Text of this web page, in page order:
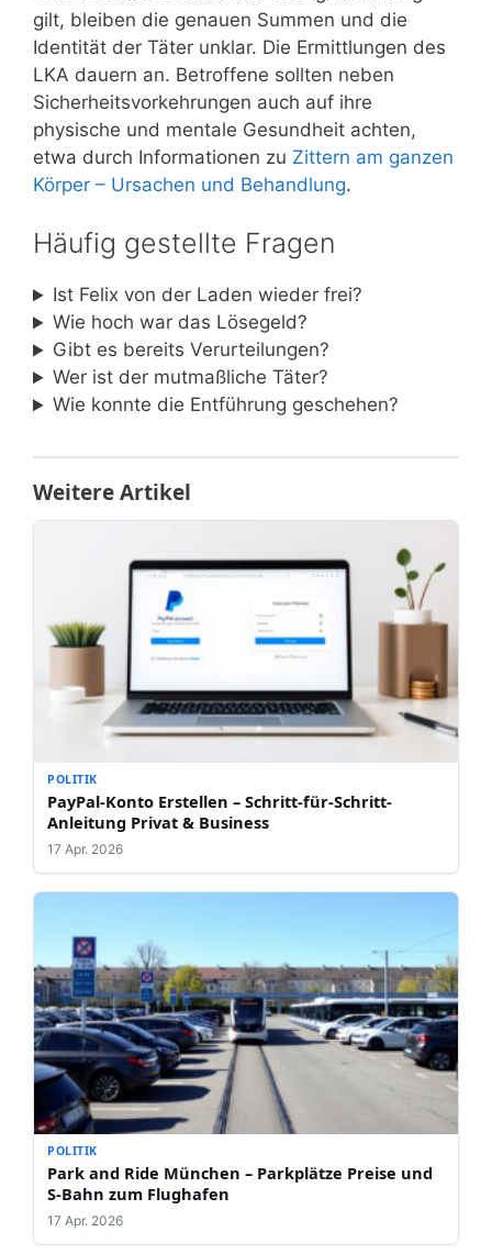
gilt, bleiben die genauen Summen und die
Identität der Täter unklar. Die Ermittlungen des
LKA dauern an. Betroffene sollten neben
Sicherheitsvorkehrungen auch auf ihre
physische und mentale Gesundheit achten,
etwa durch Informationen zu Zittern am ganzen
Körper – Ursachen und Behandlung.
Häufig gestellte Fragen
Ist Felix von der Laden wieder frei?
Wie hoch war das Lösegeld?
Gibt es bereits Verurteilungen?
Wer ist der mutmaßliche Täter?
Wie konnte die Entführung geschehen?
Weitere Artikel
POLITIK
PayPal-Konto Erstellen – Schritt-für-Schritt-
Anleitung Privat & Business
17 Apr. 2026
POLITIK
Park and Ride München – Parkplätze Preise und
S-Bahn zum Flughafen
17 Apr. 2026